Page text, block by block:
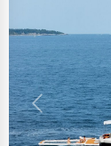
Previous